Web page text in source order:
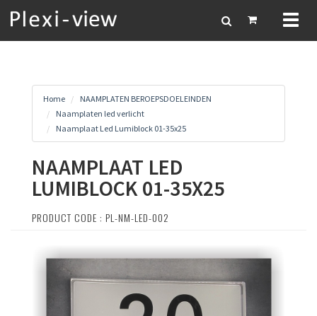
Home
NAAMPLATEN BEROEPSDOELEINDEN
Naamplaten led verlicht
Naamplaat Led Lumiblock 01-35x25
NAAMPLAAT LED
LUMIBLOCK 01-35X25
PRODUCT CODE : PL-NM-LED-002